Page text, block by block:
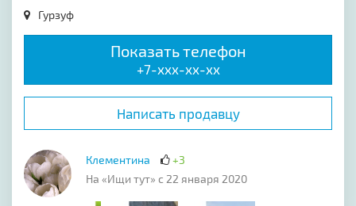
Гурзуф
Показать телефон
+7-xxx-xx-xx
Написать продавцу
Клементина
+3
На «Ищи тут» с 22 января 2020